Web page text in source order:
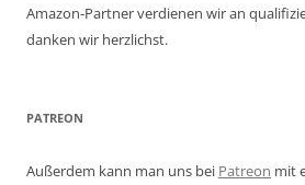
Amazon-Partner verdienen wir an
danken wir herzlichst.
PATREON
Außerdem kann man uns bei Patreon mit